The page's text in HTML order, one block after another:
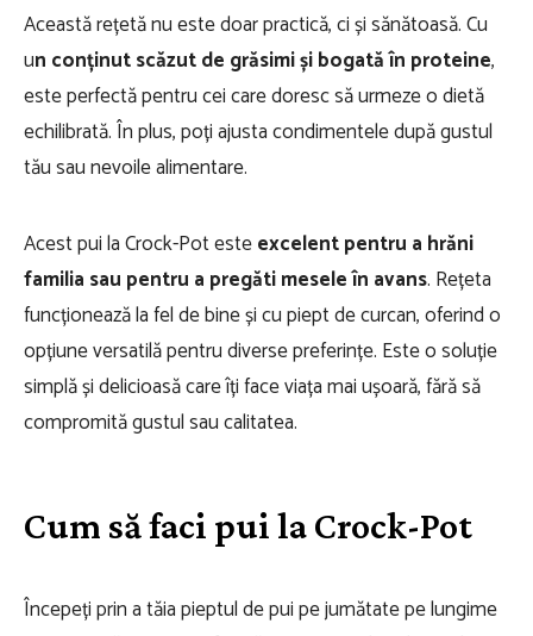
Această rețetă nu este doar practică, ci și sănătoasă. Cu
un conținut scăzut de grăsimi și bogată în proteine,
este perfectă pentru cei care doresc să urmeze o dietă
echilibrată. În plus, poți ajusta condimentele după gustul
tău sau nevoile alimentare.
Acest pui la Crock-Pot esteexcelent pentru a hrăni
familia sau pentru a pregăti mesele în avans. Rețeta
funcționează la fel de bine și cu piept de curcan, oferind o
opțiune versatilă pentru diverse preferințe. Este o soluție
simplă și delicioasă care îți face viața mai ușoară, fără să
compromită gustul sau calitatea.
Cum să faci pui la Crock-Pot
Începeți prin a tăia pieptul de pui pe jumătate pe lungime